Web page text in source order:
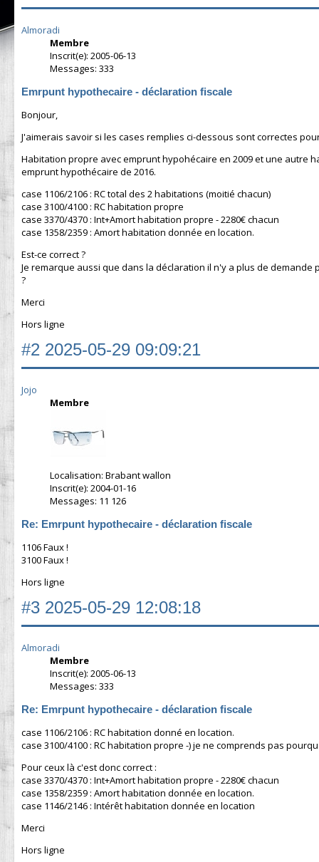
Almoradi
Membre
Inscrit(e): 2005-06-13
Messages: 333
Emrpunt hypothecaire - déclaration fiscale
Bonjour,
J'aimerais savoir si les cases remplies ci-dessous sont correctes
Habitation propre avec emprunt hypohécaire en 2009 et une autre
emprunt hypothécaire de 2016.
case 1106/2106 : RC total des 2 habitations (moitié chacun)
case 3100/4100 : RC habitation propre
case 3370/4370 : Int+Amort habitation propre - 2280€ chacun
case 1358/2359 : Amort habitation donnée en location.
Est-ce correct ?
Je remarque aussi que dans la déclaration il n'y a plus de
?
Merci
Hors ligne
#2 2025-05-29 09:09:21
Jojo
Membre
Localisation: Brabant wallon
Inscrit(e): 2004-01-16
Messages: 11 126
Re: Emrpunt hypothecaire - déclaration fiscale
1106 Faux !
3100 Faux !
Hors ligne
#3 2025-05-29 12:08:18
Almoradi
Membre
Inscrit(e): 2005-06-13
Messages: 333
Re: Emrpunt hypothecaire - déclaration fiscale
case 1106/2106 : RC habitation donné en location.
case 3100/4100 : RC habitation propre -) je ne comprends pas
Pour ceux là c'est donc correct :
case 3370/4370 : Int+Amort habitation propre - 2280€ chacun
case 1358/2359 : Amort habitation donnée en location.
case 1146/2146 : Intérêt habitation donnée en location
Merci
Hors ligne